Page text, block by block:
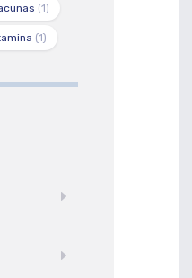
(1)
(1)